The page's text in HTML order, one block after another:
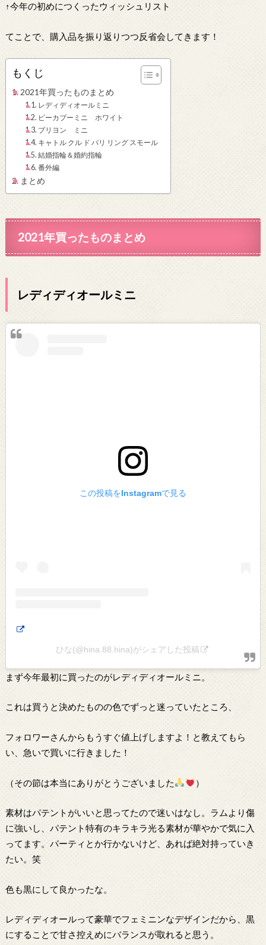
↑今年の初めにつくったウィッシュリスト
てことで、購入品を振り返りつつ反省会してきます！
もくじ
2021年買ったものまとめ
レディディオールミニ
ピーカブーミニ ホワイト
ブリヨン ミニ
キャトル クル ド パリ リング スモール
結婚指輪＆婚約指輪
番外編
まとめ
2021年買ったものまとめ
レディディオールミニ
この投稿をInstagramで見る
ひな️️️(@hina.88.hina)がシェアした投稿
まず今年最初に買ったのがレディディオールミニ。
これは買うと決めたものの色でずっと迷っていたところ、
フォロワーさんからもうすぐ値上げしますよ！と教えてもら
い、急いで買いに行きました！
（その節は本当にありがとうございました ）
素材はパテントがいいと思ってたので迷いはなし。ラムより傷
に強いし、パテント特有のキラキラ光る素材が華やかで気に入
ってます。パーティとか行かないけど、あれば絶対持っていき
たい。笑
色も黒にして良かったな。
レディディオールって豪華でフェミニンなデザインだから、黒
にすることで甘さ控えめにバランスが取れると思う。